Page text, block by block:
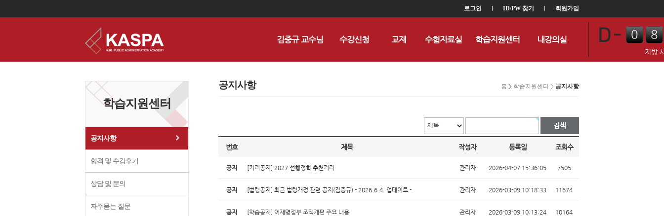
로그인 ID/PW 찾기 회원가입
0
8
4
지방·
김중규 교수님 수강신청 교재 수험자료실 학습지원센터 내강의실
학습지원센터
공지사항
합격 및 수강후기
상담 및 문의
자주묻는 질문
공지사항 홈 > 학습지원센터 > 공지사항
번호 제목 작성자 등록일 조회수
공지 [커리공지] 2027 선행정학 추천커리 관리자 2026-04-07 15:36:05 7505
공지 [법령공지] 최근 법령개정 관련 공지(김중규) - 2026.6.4. 업데이트 - 관리자 2026-03-09 10:18:33 11674
공지 [학습공지] 이재명정부 조직개편 주요 내용 관리자 2026-03-09 10:13:24 10164